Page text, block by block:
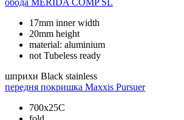
обода MERIDA COMP SL
17mm inner width
20mm height
material: aluminium
not Tubeless ready
шприхи Black stainless
передня покришка Maxxis Pursuer
700x25C